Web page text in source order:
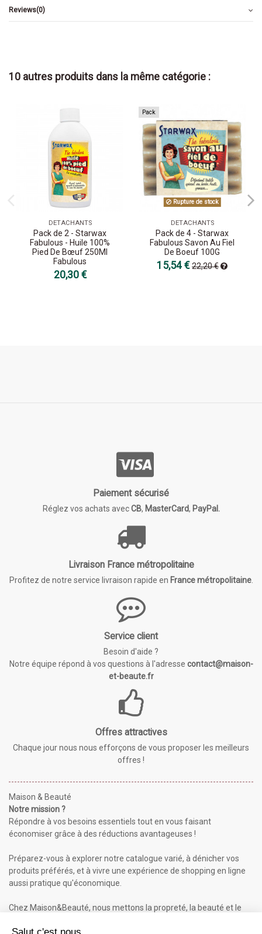
Reviews(0)
10 autres produits dans la même catégorie :
DETACHANTS
Pack de 2 - Starwax
Fabulous - Huile 100%
Pied De Bœuf 250Ml
Fabulous
20,30 €
Pack
Rupture de stock
DETACHANTS
Pack de 4 - Starwax
Fabulous Savon Au Fiel
De Boeuf 100G
15,54 €22,20 €
Paiement sécurisé
Réglez vos achats avecCB, MasterCard, PayPal.
Livraison France métropolitaine
Profitez de notre service livraison rapide en France métropolitaine.
Service client
Besoin d'aide ?
Notre équipe répond à vos questions à l'adresse contact@maison-
et-beaute.fr
Offres attractives
Chaque jour nous nous efforçons de vous proposer les meilleurs
offres !
Maison & Beauté
Notre mission ?
Répondre à vos besoins essentiels tout en vous faisant
économiser grâce à des réductions avantageuses !
Préparez-vous à explorer notre catalogue varié, à dénicher vos
produits préférés, et à vivre une expérience de shopping en ligne
aussi pratique qu'économique.
Chez Maison&Beauté, nous mettons la propreté, la beauté et le